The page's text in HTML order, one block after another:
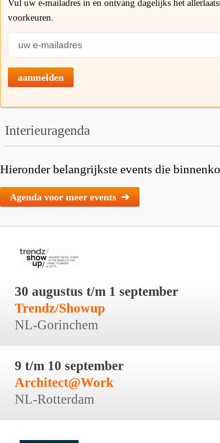
Vul uw e-mailadres in en ontvang dagelijks het
voorkeuren.
aanmelden
Interieuragenda
Hieronder belangrijkste events die
Agenda voor meer events ➔
30 augustus t/m 1 september
Trendz/Showup
NL-Gorinchem
9 t/m 10 september
Architect@Work
NL-Rotterdam